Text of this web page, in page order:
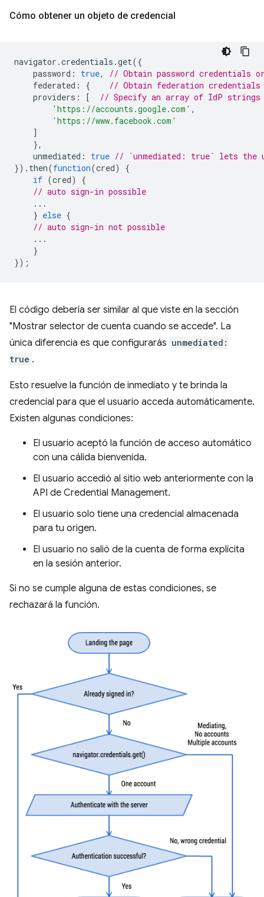
Cómo obtener un objeto de credencial
navigator .credentials .get({
password : true,
// Obtain password credentials
federated : {
// Obtain federation
providers : [
// Specify an array of IdP strings
'https://accounts.google.com' ,
'https://www.facebook.com'
]
},
unmediated : true // `unmediated: true` lets the
}). then(function(cred)
{
if (cred)
{
// auto sign-in possible
...
} else {
// auto sign-in not possible
...
}
});
El código debería ser similar al que viste en la sección
"Mostrar selector de cuenta cuando se accede". La
única diferencia es que configurarás unmediated:
true .
Esto resuelve la función de inmediato y te brinda la
credencial para que el usuario acceda automáticamente.
Existen algunas condiciones:
El usuario aceptó la función de acceso automático
con una cálida bienvenida.
El usuario accedió al sitio web anteriormente con la
API de Credential Management.
El usuario solo tiene una credencial almacenada
para tu origen.
El usuario no salió de la cuenta de forma explícita
en la sesión anterior.
Si no se cumple alguna de estas condiciones, se
rechazará la función.